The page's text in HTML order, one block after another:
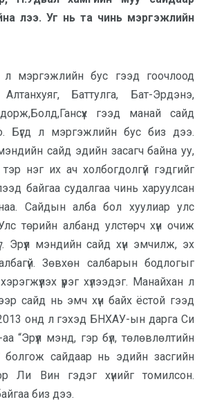
лээ. Уг нь та чинь мэргэжлийн
л мэргэжлийн бус гээд гоочлоод
Баттулга, Бат-Эрдэнэ,
гээд манай сайд
Бүгд л мэргэжлийн бус биз дээ.
сайд эдийн засагч байна уу,
нэг их ач холбогдолгүй гэдгийг
байгаа судалгаа чинь харуулсан
Сайдын алба бол хуулиар улс
төрийн албанд улстөрч хүн очиж
Эрүүл мэндийн сайд хүн эмчилж, эх
Зөвхөн салбарын бодлогыг
үүрэг хүлээдэг. Манайхан л
сайд нь эмч хүн байх ёстой гээд
онд л гэхэд БНХАУ-ын дарга Си
“Эрүүл мэнд, гэр бүл, төлөвлөлтийн
болгож сайдаар нь эдийн засгийн
Ли Вин гэдэг хүнийг томилсон.
биз дээ.